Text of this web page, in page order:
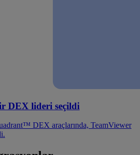
DEX lideri seçildi
DEX araçlarında, TeamViewer